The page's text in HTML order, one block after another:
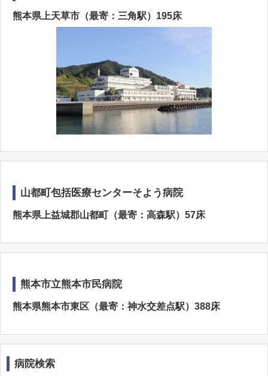
熊本県上天草市（最寄：三角駅）195床
山都町包括医療センターそよう病院
熊本県上益城郡山都町（最寄：高森駅）57床
熊本市立熊本市民病院
熊本県熊本市東区（最寄：神水交差点駅）388床
病院検索